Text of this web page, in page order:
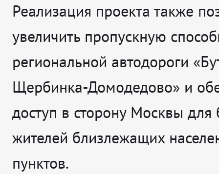
Реализация проекта также
увеличить пропускную
региональной автодороги
Щербинка-Домодедово» и
доступ в сторону Москвы для
жителей близлежащих
пунктов.